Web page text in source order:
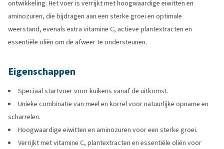
ontwikkeling. Het voer is verrijkt met hoogwaardige eiwitten en
aminozuren, die bijdragen aan een sterke groei en optimale
weerstand, evenals extra vitamine C, actieve plantextracten en
essentiële oliën om de afweer te ondersteunen.
Eigenschappen
Speciaal startvoer voor kuikens vanaf de uitkomst.
Unieke combinatie van meel en korrel voor natuurlijke opname en
scharrelen.
Hoogwaardige eiwitten en aminozuren voor een sterke groei.
Verrijkt met vitamine C, plantextracten en essentiële oliën voor